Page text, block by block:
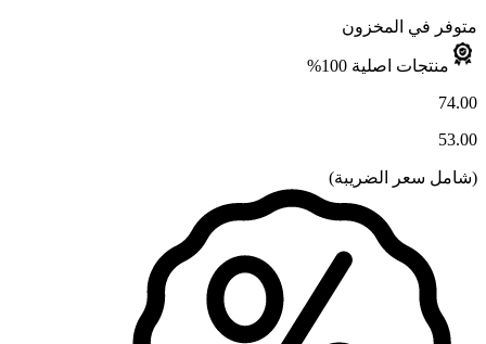
متوفر في المخزون
منتجات اصلية 100%
74.00
53.00
(شامل سعر الضريبة)